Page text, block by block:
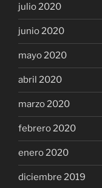
julio 2020
junio 2020
mayo 2020
abril 2020
marzo 2020
febrero 2020
enero 2020
diciembre 2019